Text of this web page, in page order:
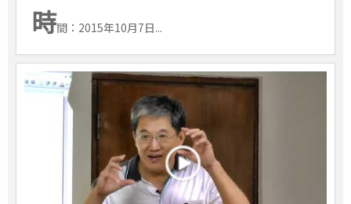
時間：2015年10月7日...